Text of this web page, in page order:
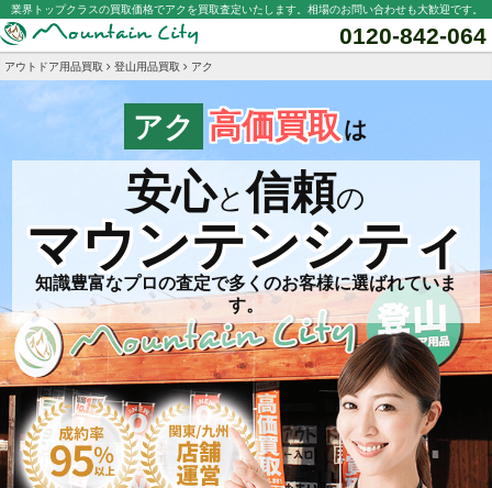
業界トップクラスの買取価格でアクを買取査定いたします。相場のお問い合わせも大歓迎です。
0120-842-064
アウトドア用品買取 登山用品買取 アク
アク 高価買取は
安心と信頼の
マウンテンシティ
知識豊富なプロの査定で多くのお客様に選ばれていま
す。